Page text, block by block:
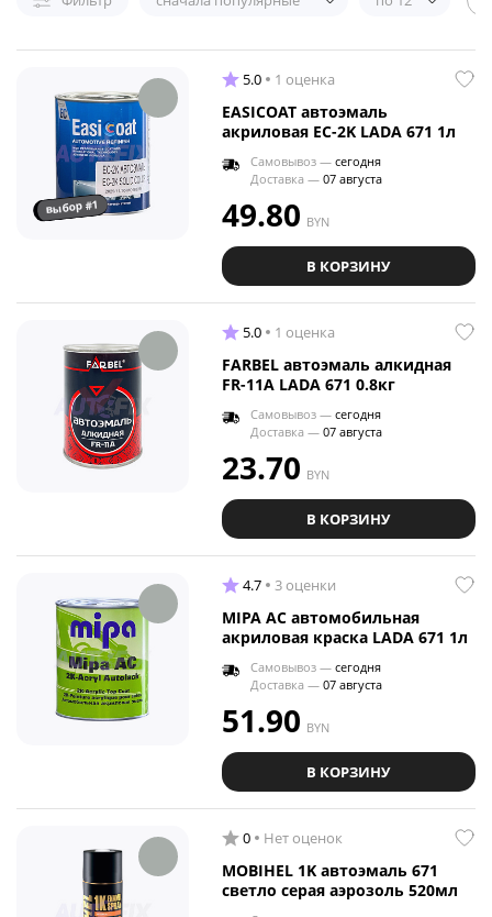
выбор #1
5.0 1 оценка
EASICOAT автоэмаль
акриловая EC-2K LADA 671 1л
Самовывоз — сегодня
Доставка — 07 августа
49.80 BYN
В КОРЗИНУ
5.0 1 оценка
FARBEL автоэмаль алкидная
FR-11A LADA 671 0.8кг
Самовывоз — сегодня
Доставка — 07 августа
23.70 BYN
В КОРЗИНУ
4.7 3 оценки
MIPA AC автомобильная
акриловая краска LADA 671 1л
Самовывоз — сегодня
Доставка — 07 августа
51.90 BYN
В КОРЗИНУ
0 Нет оценок
MOBIHEL 1K автоэмаль 671
светло серая аэрозоль 520мл